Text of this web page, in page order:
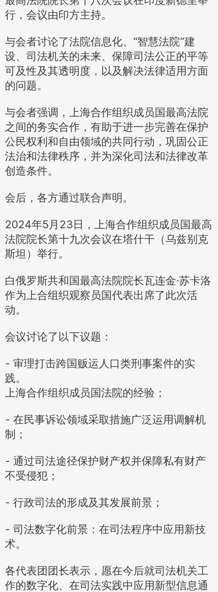
行，会议由印方主持。
与会者讨论了法院信息化、“智慧法院”建
设、司法机关的未来、保障司法公正的平等
可及性及其透明度，以及解决法律适用方面
的问题。
与会者强调，上海合作组织成员国最高法院
之间的务实合作，有助于进一步完善在保护
公民权利和自由领域的共同行动，巩固公正
法治和法律秩序，并为深化司法和法律改革
创造条件。
会后，各方通过联合声明。
2024年5月23日，上海合作组织成员国最高
法院院长第十九次会议在塔什干（乌兹别克
斯坦）举行。
白俄罗斯共和国最高法院院长瓦连金·苏卡洛
作为上合组织观察员国代表出席了此次活
动。
会议讨论了以下议题：
- 审理打击跨国贩运人口类刑事案件的实
践。
上海合作组织成员国法院的经验；
- 在民事诉讼领域采取措施广泛运用调解机
制；
- 通过司法途径保护财产权并保障私有财产
不受侵犯；
- 行政司法的形成及其发展前景；
- 司法数字化前景：在司法程序中应用新技
术。
各代表团团长表示，愿在今后就司法机关工
作的数字化、在司法实践中应用新型信息通